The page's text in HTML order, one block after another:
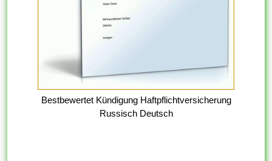
Bestbewertet Kündigung Haftpflichtversicherung
Russisch Deutsch